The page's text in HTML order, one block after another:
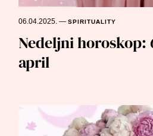
06.04.2025.—SPIRITUALITY
Nedeljni horoskop:
april